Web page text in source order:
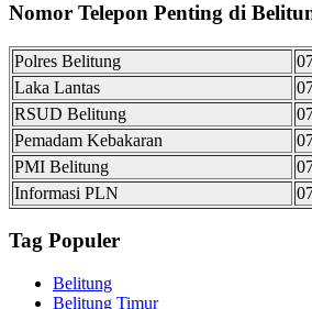
Nomor Telepon Penting di
Polres Belitung
Laka Lantas
RSUD Belitung
Pemadam Kebakaran
PMI Belitung
Informasi PLN
Tag Populer
Belitung
Belitung Timur